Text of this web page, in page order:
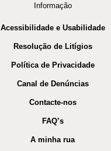
Informação
Acessibilidade e Usabilidade
Resolução de Litígios
Política de Privacidade
Canal de Denúncias
Contacte-nos
FAQ’s
A minha rua